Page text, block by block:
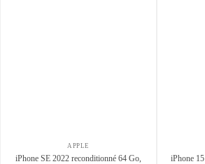
APPLE
iPhone SE 2022 reconditionné 64 Go,
iPhone 15 reconditionné 128 Go, Bleu,